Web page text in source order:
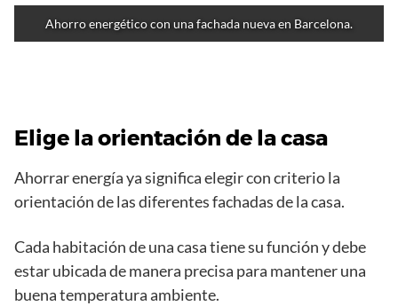
Ahorro energético con una fachada nueva en Barcelona.
Elige la orientación de la casa
Ahorrar energía ya significa elegir con criterio la
orientación de las diferentes fachadas de la casa.
Cada habitación de una casa tiene su función y debe
estar ubicada de manera precisa para mantener una
buena temperatura ambiente.